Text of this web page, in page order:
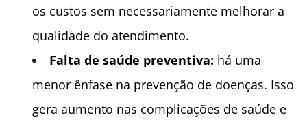
os custos sem necessariamente melhorar a
qualidade do atendimento.
Falta de saúde preventiva: há uma
menor ênfase na prevenção de doenças. Isso
gera aumento nas complicações de saúde e